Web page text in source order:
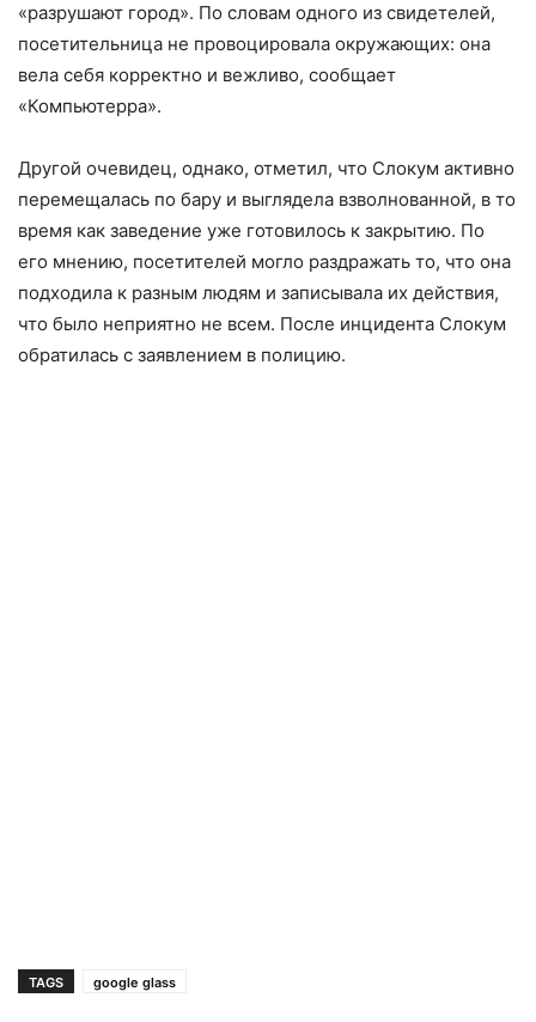
«разрушают город». По словам одного из свидетелей,
посетительница не провоцировала окружающих: она
вела себя корректно и вежливо, сообщает
«Компьютерра».
Другой очевидец, однако, отметил, что Слокум активно
перемещалась по бару и выглядела взволнованной, в то
время как заведение уже готовилось к закрытию. По
его мнению, посетителей могло раздражать то, что она
подходила к разным людям и записывала их действия,
что было неприятно не всем. После инцидента Слокум
обратилась с заявлением в полицию.
TAGS google glass